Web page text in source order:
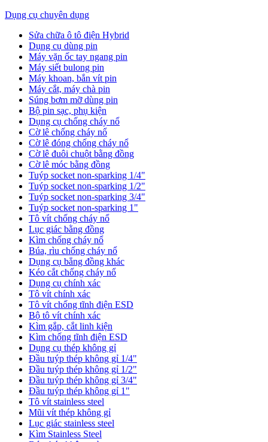
Dụng cụ chuyên dụng
Sửa chữa ô tô điện Hybrid
Dụng cụ dùng pin
Máy vặn ốc tay ngang pin
Máy siết bulong pin
Máy khoan, bắn vít pin
Máy cắt, máy chà pin
Súng bơm mỡ dùng pin
Bộ pin sạc, phụ kiện
Dụng cụ chống cháy nổ
Cờ lê chống cháy nổ
Cờ lê đóng chống cháy nổ
Cờ lê đuôi chuột bằng đồng
Cờ lê móc bằng đồng
Tuýp socket non-sparking 1/4"
Tuýp socket non-sparking 1/2"
Tuýp socket non-sparking 3/4"
Tuýp socket non-sparking 1"
Tô vít chống cháy nổ
Lục giác bằng đồng
Kìm chống cháy nổ
Búa, rìu chống cháy nổ
Dụng cụ bẳng đồng khác
Kéo cắt chống cháy nổ
Dụng cụ chính xác
Tô vít chính xác
Tô vít chống tĩnh điện ESD
Bộ tô vít chính xác
Kìm gắp, cắt linh kiện
Kìm chống tĩnh điện ESD
Dụng cụ thép không gỉ
Đầu tuýp thép không gỉ 1/4"
Đầu tuýp thép không gỉ 1/2"
Đầu tuýp thép không gỉ 3/4"
Đầu tuýp thép không gỉ 1"
Tô vít stainless steel
Mũi vít thép không gỉ
Lục giác stainless steel
Kìm Stainless Steel